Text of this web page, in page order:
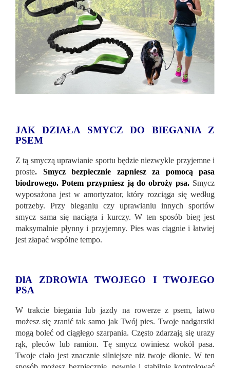
JAK DZIAŁA SMYCZ DO BIEGANIA Z
PSEM
Z tą smyczą uprawianie sportu będzie niezwykle przyjemne i
proste. Smycz bezpiecznie zapniesz za pomocą pasa
biodrowego. Potem przypniesz ją do obroży psa. Smycz
wyposażona jest w amortyzator, który rozciąga się według
potrzeby. Przy bieganiu czy uprawianiu innych sportów
smycz sama się naciąga i kurczy. W ten sposób bieg jest
maksymalnie płynny i przyjemny. Pies was ciągnie i łatwiej
jest złapać wspólne tempo.
DlA ZDROWIA TWOJEGO I TWOJEGO
PSA
W trakcie biegania lub jazdy na rowerze z psem, łatwo
możesz się zranić tak samo jak Twój pies. Twoje nadgarstki
mogą boleć od ciągłego szarpania. Często zdarzają się urazy
rąk, pleców lub ramion. Tę smycz owiniesz wokół pasa.
Twoje ciało jest znacznie silniejsze niż twoje dłonie. W ten